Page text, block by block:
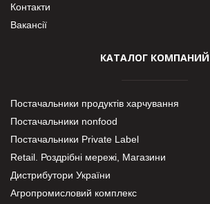
Контакти
Вакансії
КАТАЛОГ КОМПАНИЙ
Постачальники продуктів харчування
Постачальники nonfood
Постачальники Private Label
Retail. Роздрібні мережі, Магазини
Дистрибутори України
Агропромисловий комплекс